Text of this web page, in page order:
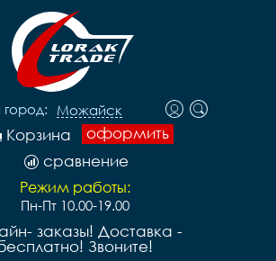
Можайск
оформить
Корзина
сравнение
Режим работы:
Пн-Пт 10.00-19.00
заказы! Доставка -
Звоните!